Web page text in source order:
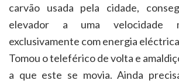
carvão usada pela cidade,
elevador a uma velocidade
exclusivamente com energia
Tomou o teleférico de volta e
a que este se movia. Ainda